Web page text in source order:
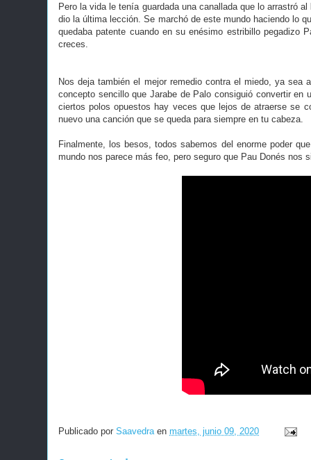
Pero la vida le tenía guardada una canallada que lo arrastró
dio la última lección. Se marchó de este mundo haciendo lo
quedaba patente cuando en su enésimo estribillo
creces.
Nos deja también el mejor remedio contra el miedo, ya
concepto sencillo que Jarabe de Palo consiguió convertir
ciertos polos opuestos hay veces que lejos de atraerse se
nuevo una canción que se queda para siempre en tu cabeza.
Finalmente, los besos, todos sabemos del enorme poder
mundo nos parece más feo, pero seguro que Pau Donés nos
Publicado por Saavedra en martes, junio 09, 2020